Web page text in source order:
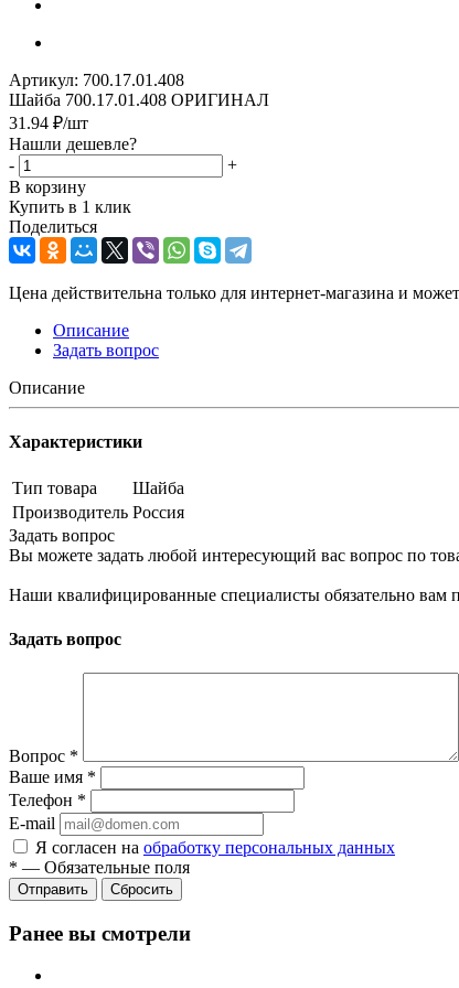
Артикул: 700.17.01.408
Шайба 700.17.01.408 ОРИГИНАЛ
31.94 ₽/шт
Нашли дешевле?
-
+
В корзину
Купить в 1 клик
Поделиться
Цена действительна только для интернет-магазина и
Описание
Задать вопрос
Описание
Характеристики
Тип товара
Шайба
Производитель Россия
Задать вопрос
Вы можете задать любой интересующий вас вопрос по
Наши квалифицированные специалисты обязательно вам
Задать вопрос
Вопрос *
Ваше имя *
Телефон *
E-mail
Я согласен на обработку персональных данных
* — Обязательные поля
Сбросить
Ранее вы смотрели